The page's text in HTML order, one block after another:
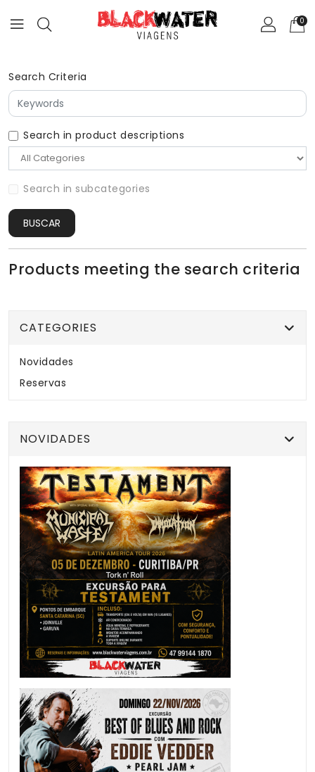
0
Search Criteria
Search in product descriptions
Search in subcategories
BUSCAR
Products meeting the search criteria
CATEGORIES
Novidades
Reservas
NOVIDADES